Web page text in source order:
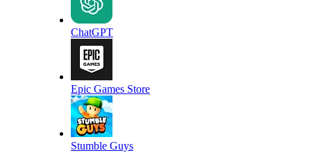
ChatGPT
Epic Games Store
Stumble Guys